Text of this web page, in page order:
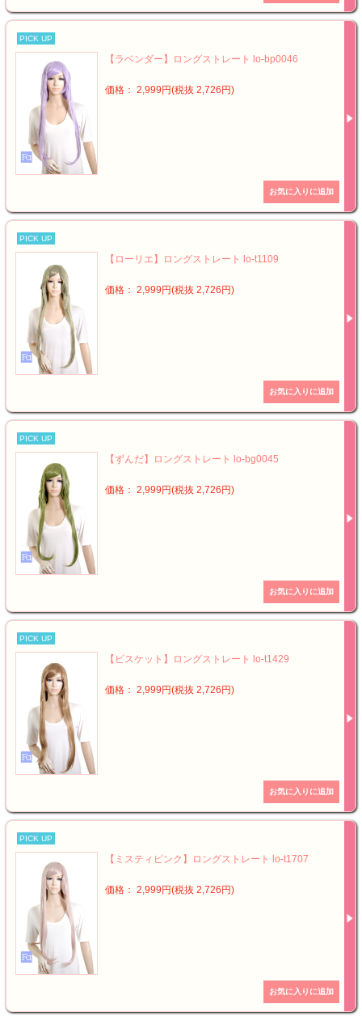
PICK UP
【ラベンダー】ロングストレート lo-bp0046
価格： 2,999円(税抜 2,726円)
PICK UP
【ローリエ】ロングストレート lo-t1109
価格： 2,999円(税抜 2,726円)
PICK UP
【ずんだ】ロングストレート lo-bg0045
価格： 2,999円(税抜 2,726円)
PICK UP
【ビスケット】ロングストレート lo-t1429
価格： 2,999円(税抜 2,726円)
PICK UP
【ミスティピンク】ロングストレート lo-t1707
価格： 2,999円(税抜 2,726円)